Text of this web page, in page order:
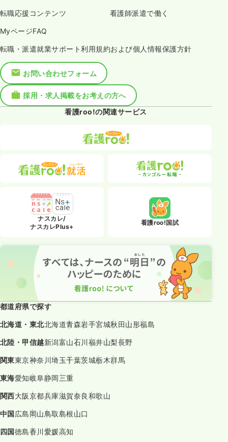
転職応援コンテンツ 看護師派遣で働く
MyページFAQ
転職・派遣就業サポート利用規約および個人情報保護方針
お問い合わせフォーム
採用・求人掲載をお考えの方へ
看護roo!の関連サービス
ナスカレ/
ナスカレPlus+
看護roo!国試
都道府県で探す
北海道・東北北海道青森岩手宮城秋田山形福島
北陸・甲信越新潟富山石川福井山梨長野
関東東京神奈川埼玉千葉茨城栃木群馬
東海愛知岐阜静岡三重
関西大阪京都兵庫滋賀奈良和歌山
中国広島岡山鳥取島根山口
四国徳島香川愛媛高知